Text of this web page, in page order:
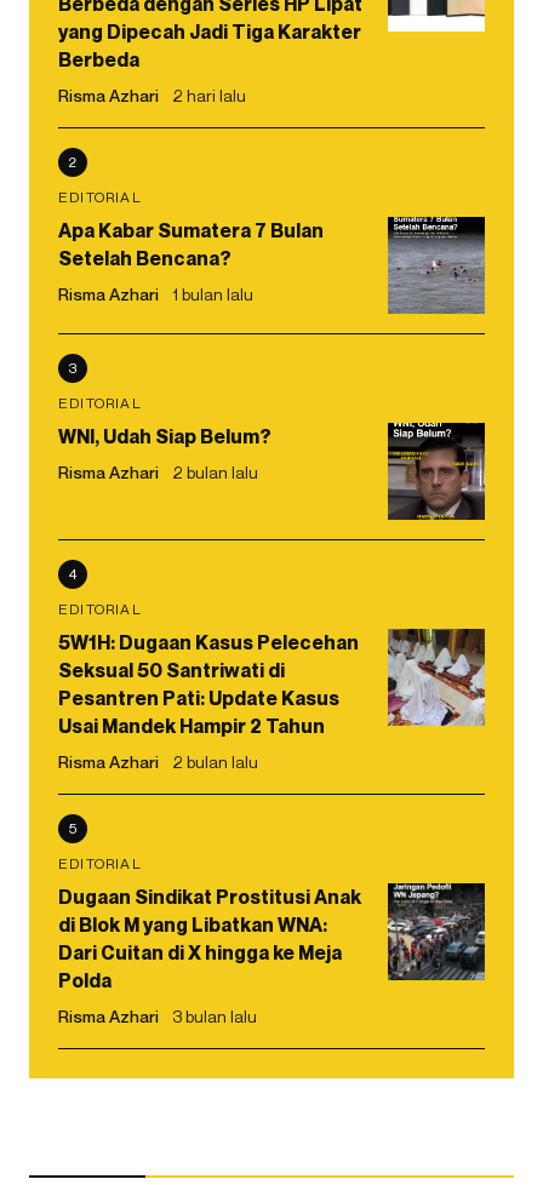
yang Dipecah Jadi Tiga Karakter
Berbeda
Risma Azhari 2 hari lalu
2
EDITORIAL
Apa Kabar Sumatera 7 Bulan
Setelah Bencana?
Risma Azhari 1 bulan lalu
3
EDITORIAL
WNI, Udah Siap Belum?
Risma Azhari 2 bulan lalu
4
EDITORIAL
5W1H: Dugaan Kasus Pelecehan
Seksual 50 Santriwati di
Pesantren Pati: Update Kasus
Usai Mandek Hampir 2 Tahun
Risma Azhari 2 bulan lalu
5
EDITORIAL
Dugaan Sindikat Prostitusi Anak
di Blok M yang Libatkan WNA:
Dari Cuitan di X hingga ke Meja
Polda
Risma Azhari 3 bulan lalu